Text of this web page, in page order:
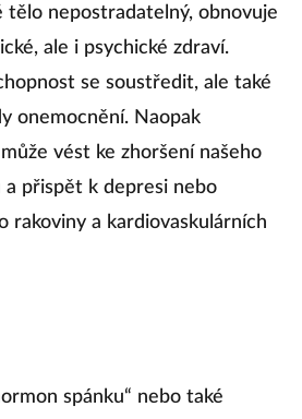
tělo nepostradatelný, obnovuje
ale i psychické zdraví.
se soustředit, ale také
onemocnění. Naopak
vést ke zhoršení našeho
přispět k depresi nebo
rakoviny a kardiovaskulárních
spánku“ nebo také